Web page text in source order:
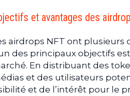
et avantages des
airdrops NFT ont
des principaux objectifs
En distribuant des
et des utilisateurs
et de l’intérêt pour le